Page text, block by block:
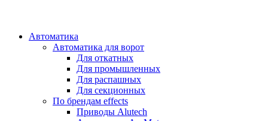
Автоматика
Автоматика для ворот
Для откатных
Для промышленных
Для распашных
Для секционных
По брендам effects
Приводы Alutech